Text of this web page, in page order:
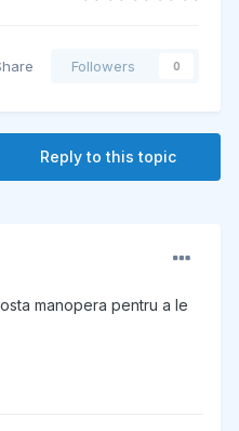
Followers 0
Reply to this topic
manopera pentru a le